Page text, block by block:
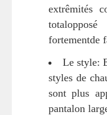
extrêmités
fortementde
Le style:
styles de
sont plus
pantalon